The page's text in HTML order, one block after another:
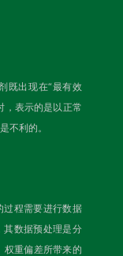
既出现在“最有效
，表示的是以正常
不利的。
过程需要进行数据
其数据预处理是分
权重偏差所带来的